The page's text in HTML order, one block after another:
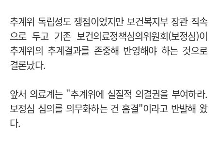
추계위 독립성도 쟁점이었지만 보건복지부 장관 직속
으로 두고 기존 보건의료정책심의위원회(보정심)이
추계위의 추계결과를 존중해 반영해야 하는 것으로
결론났다.
앞서 의료계는 "추계위에 실질적 의결권을 부여하라.
보정심 심의를 의무화하는 건 흠결"이라고 반발해 왔
다.